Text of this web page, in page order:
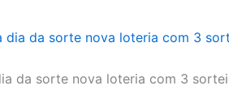
da sorte nova loteria com 3